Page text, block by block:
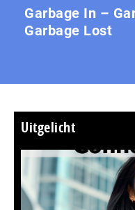
Garbage In –
Garbage Lost
Uitgelicht